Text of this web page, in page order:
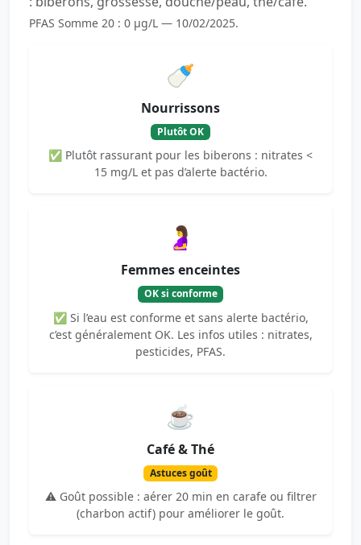
PFAS Somme 20 : 0 µg/L — 10/02/2025.
🍼
Nourrissons
Plutôt OK
✅ Plutôt rassurant pour les biberons : nitrates <
15 mg/L et pas d’alerte bactério.
🤰
Femmes enceintes
OK si conforme
✅ Si l’eau est conforme et sans alerte bactério,
c’est généralement OK. Les infos utiles : nitrates,
pesticides, PFAS.
☕
Café & Thé
Astuces goût
⚠️ Goût possible : aérer 20 min en carafe ou filtrer
(charbon actif) pour améliorer le goût.